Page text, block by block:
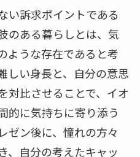
い訴求ポイントである
のある暮らしとは、気
ような存在であると考
しい身長と、自分の意思
対比させることで、イオ
的に気持ちに寄り添う
ゼン後に、憧れの方々
、自分の考えたキャッ